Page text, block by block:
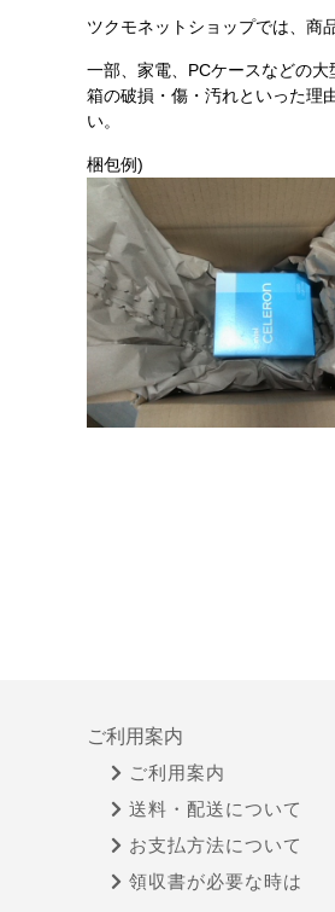
ツクモネットショップでは、商
一部、家電、PCケースなどの
箱の破損・傷・汚れといった理
い。
梱包例)
ご利用案内
ご利用案内
送料・配送について
お支払方法について
領収書が必要な時は